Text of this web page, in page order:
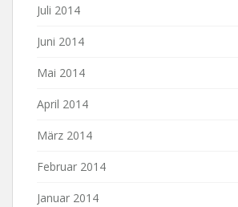
Juli 2014
Juni 2014
Mai 2014
April 2014
März 2014
Februar 2014
Januar 2014